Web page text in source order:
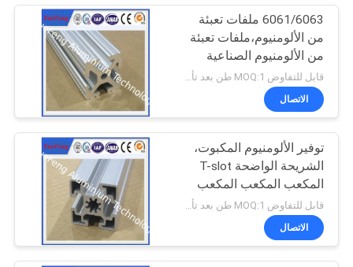
6061/6063 ملفات تعبئة
من الألومنيوم،ملفات تعبئة
من الألومنيوم الصناعية
قابل للتفاوض MOQ:1 طن بعد تأكيد العينات
الاتصال
توفير الألومنيوم المكبوت،
الشريحة الواضحة T-slot
المكعب المكعب المكعب
المورد
قابل للتفاوض MOQ:1 طن بعد تأكيد العينات
الاتصال